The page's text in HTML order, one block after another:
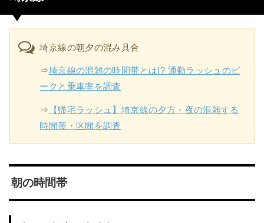
埼京線の朝夕の混み具合
⇒埼京線の混雑の時間帯とは!? 通勤ラッシュのピ
ークと乗車率を調査
⇒
【帰宅ラッシュ】埼京線の夕方・夜の混雑する
時間帯・区間を調査
朝の時間帯